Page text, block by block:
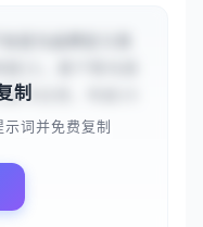
市白领，年龄25
制
词并免费复制